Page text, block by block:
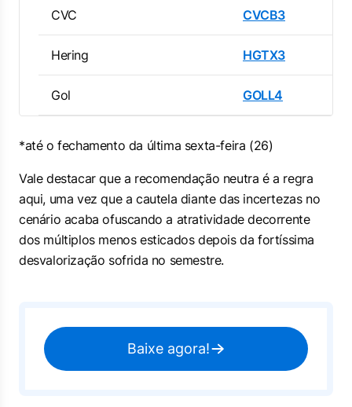
CVC CVCB3
Hering HGTX3
Gol GOLL4
*até o fechamento da última sexta-feira (26)
Vale destacar que a recomendação neutra é a regra
aqui, uma vez que a cautela diante das incertezas no
cenário acaba ofuscando a atratividade decorrente
dos múltiplos menos esticados depois da fortíssima
desvalorização sofrida no semestre.
Baixe agora!